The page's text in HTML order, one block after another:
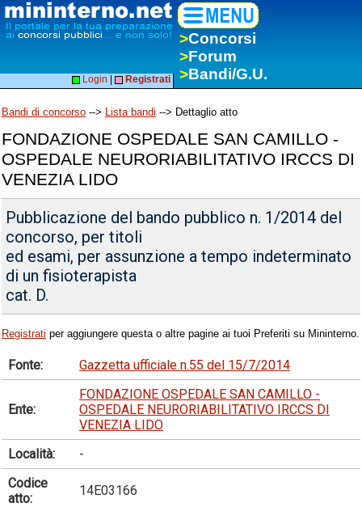
>Concorsi
>Forum
>Bandi/G.U.
Login Registrati
Bandi di concorso --> Lista bandi --> Dettaglio atto
FONDAZIONE OSPEDALE SAN CAMILLO -
OSPEDALE NEURORIABILITATIVO IRCCS DI
VENEZIA LIDO
Pubblicazione del bando pubblico n. 1/2014 del
concorso, per titoli
ed esami, per assunzione a tempo indeterminato
di un fisioterapista
cat. D.
Registrati per aggiungere questa o altre pagine ai tuoi Preferiti su Mininterno.
Fonte: Gazzetta ufficiale n.55 del 15/7/2014
Ente:
FONDAZIONE OSPEDALE SAN CAMILLO -
OSPEDALE NEURORIABILITATIVO IRCCS DI
VENEZIA LIDO
Località:
-
Codice
atto:
14E03166